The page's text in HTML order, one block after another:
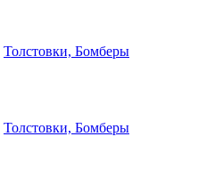
Толстовки, Бомберы
Толстовки, Бомберы